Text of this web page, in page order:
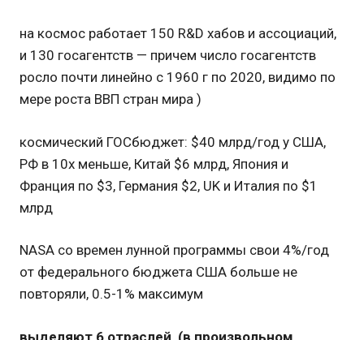
на космос работает 150 R&D хабов и ассоциаций,
и 130 госагентств — причем число госагентств
росло почти линейно с 1960 г по 2020, видимо по
мере роста ВВП стран мира )
космический ГОСбюджет: $40 млрд/год у США,
РФ в 10x меньше, Китай $6 млрд, Япония и
Франция по $3, Германия $2, UK и Италия по $1
млрд
NASA со времен лунной программы свои 4%/год
от федерального бюджета США больше не
повторяли, 0.5-1% максимум
выделяют 6 отраслей (в произвольном